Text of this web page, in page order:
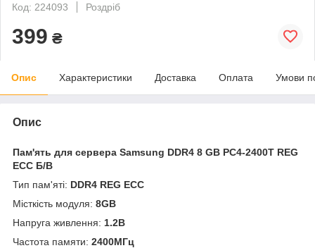
Код: 224093
Роздріб
399 ₴
Опис Характеристики Доставка Оплата Умови
Опис
Пам'ять для сервера Samsung DDR4 8 GB PC4-2400T REG
ECC Б/В
Тип пам'яті: DDR4 REG ECC
Місткість модуля: 8GB
Напруга живлення: 1.2В
Частота памяти: 2400МГц